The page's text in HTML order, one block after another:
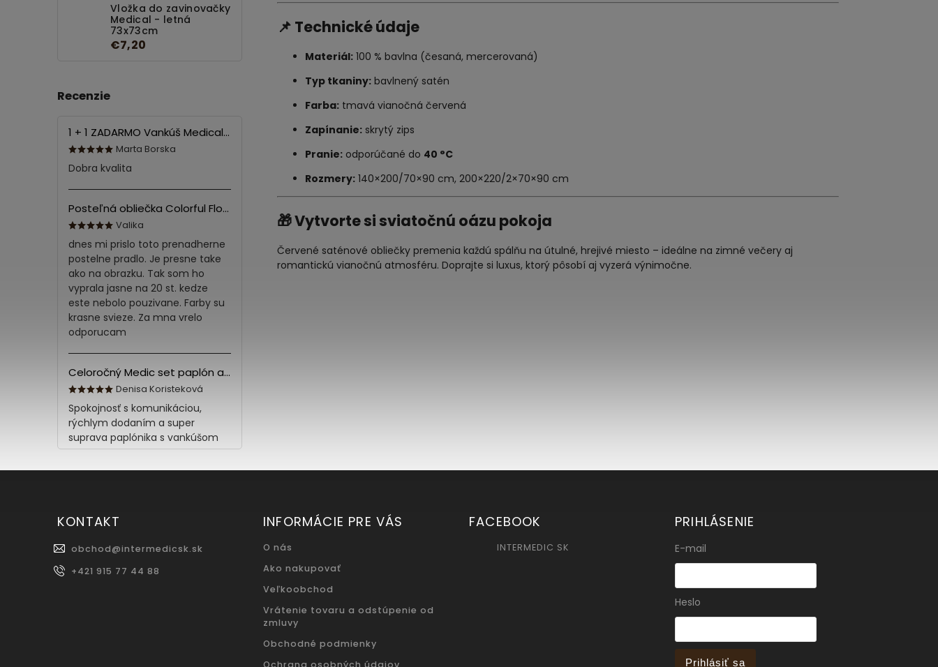
Vložka do zavinovačky
Medical - letná
73x73cm
€7,20
Recenzie
1 + 1 ZADARMO Vankúš Medical 70x90 cm
Marta Borska
Dobra kvalita
Posteľná obliečka Colorful Flowers Modrá 140x200/70x90 cm
Valika
dnes mi prislo toto prenadherne
postelne pradlo. Je presne take
ako na obrazku. Tak som ho
vyprala jasne na 20 st. kedze
este nebolo pouzivane. Farby su
krasne svieze. Za mna vrelo
odporucam
Celoročný Medic set paplón a vankúš z bavlny
Denisa Koristeková
Spokojnosť s komunikáciou,
rýchlym dodaním a super
suprava paplónika s vankúšom
📌 Technické údaje
Materiál: 100 % bavlna (česaná, mercerovaná)
Typ tkaniny: bavlnený satén
Farba: tmavá vianočná červená
Zapínanie: skrytý zips
Pranie: odporúčané do 40 °C
Rozmery: 140×200/70×90 cm, 200×220/2×70×90 cm
🎁 Vytvorte si sviatočnú oázu pokoja
Červené saténové obliečky premenia každú spálňu na útulné, hrejivé miesto – ideálne na zimné večery aj
romantickú vianočnú atmosféru. Doprajte si luxus, ktorý pôsobí aj vyzerá výnimočne.
KONTAKT
obchod@intermedicsk.sk
+421 915 77 44 88
INFORMÁCIE PRE VÁS
O nás
Ako nakupovať
Veľkoobchod
Vrátenie tovaru a odstúpenie od
zmluvy
Obchodné podmienky
Ochrana osobných údajov
FACEBOOK
INTERMEDIC SK
PRIHLÁSENIE
E-mail
Heslo
Prihlásiť sa